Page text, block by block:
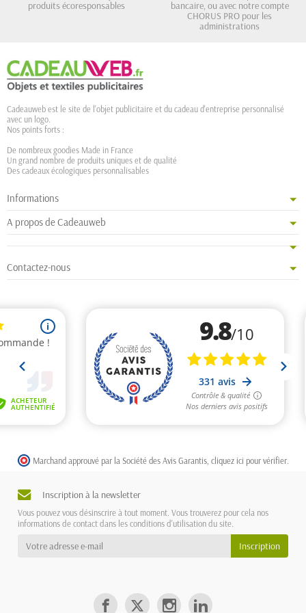
produits écoresponsables
bancaire, ou avec notre compte
CHORUS PRO pour les
administrations
Cadeauweb est le site de l'objet publicitaire et du cadeau d'entreprise personnalisé
avec un logo.
Nos points forts :
De nombreux goodies Made in France
Un grand nombre de produits uniques et de qualité
Des cadeaux écologiques personnalisables
Informations
A propos de Cadeauweb
Contactez-nous
Marchand approuvé par la Société des Avis Garantis, cliquez ici pour vérifier
Inscription à la newsletter
Vous pouvez vous désinscrire à tout moment. Vous trouverez pour cela nos
informations de contact dans les conditions d'utilisation du site.